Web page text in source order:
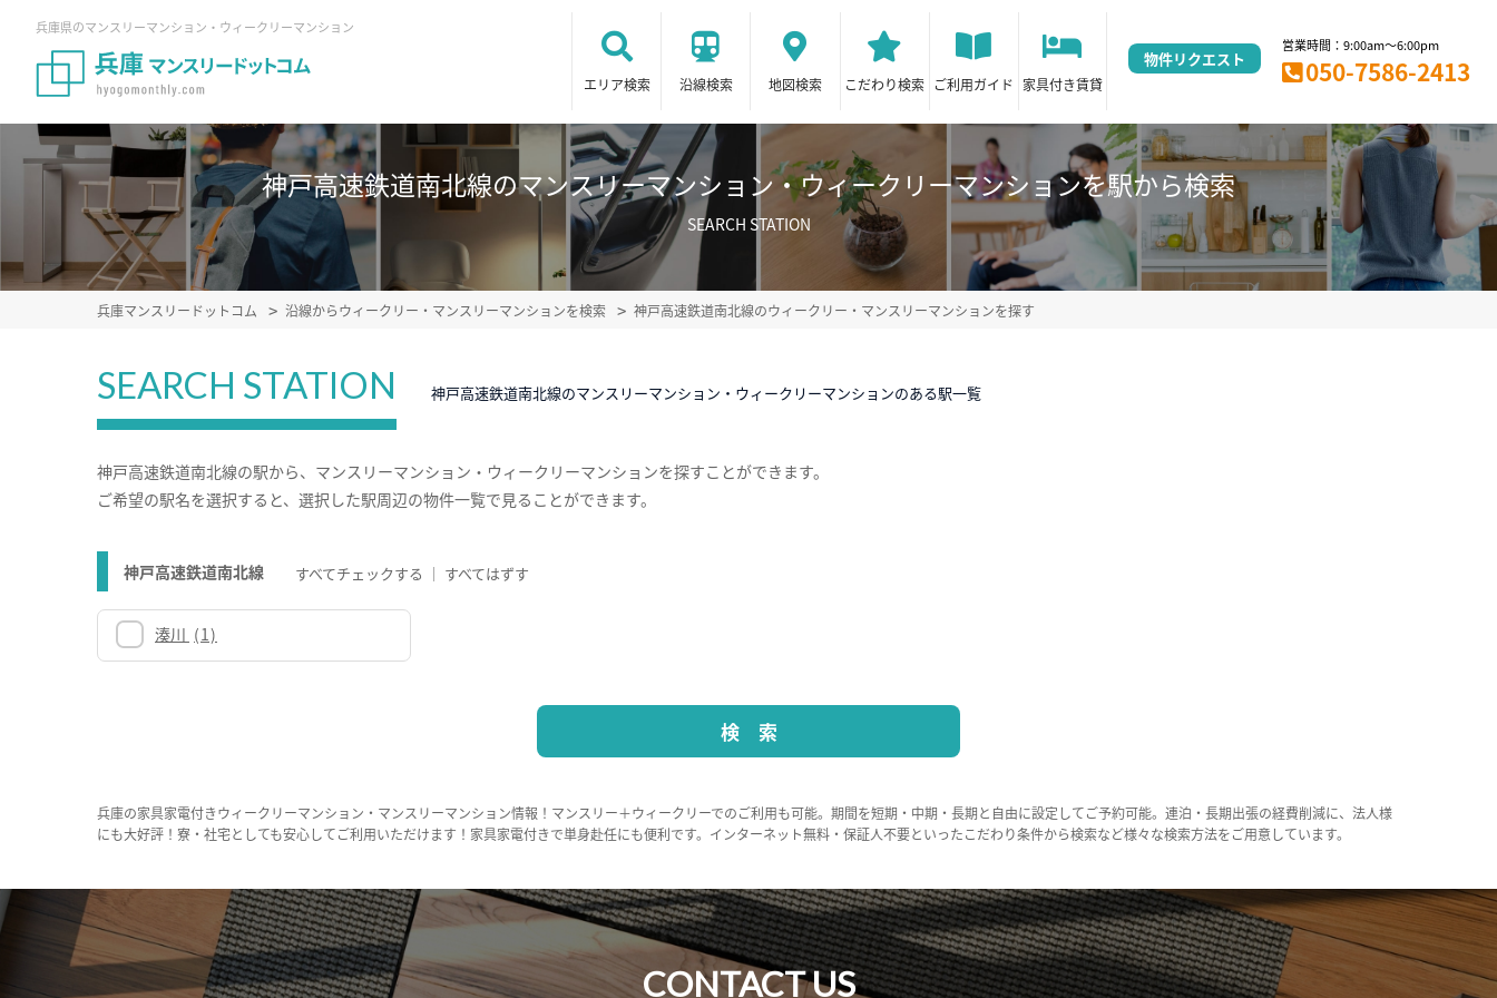
兵庫県のマンスリーマンション・ウィークリーマンション
エリア検索 沿線検索 地図検索 こだわり検索 ご利用ガイド 家具付き賃貸
物件リクエスト
営業時間：9:00am～6:00pm
050-7586-2413
神戸高速鉄道南北線のマンスリーマンション・ウィークリーマンションを駅から検索
SEARCH STATION
兵庫マンスリードットコム 沿線からウィークリー・マンスリーマンションを検索 神戸高速鉄道南北線のウィークリー・マンスリーマンションを探す
SEARCH STATION 神戸高速鉄道南北線のマンスリーマンション・ウィークリーマンションのある駅一覧
神戸高速鉄道南北線の駅から、マンスリーマンション・ウィークリーマンションを探すことができます。
ご希望の駅名を選択すると、選択した駅周辺の物件一覧で見ることができます。
神戸高速鉄道南北線 すべてチェックする すべてはずす
湊川 (1)
兵庫の家具家電付きウィークリーマンション・マンスリーマンション情報！マンスリー＋ウィークリーでのご利用も可能。期間を短期・中期・長期と自由に設定してご予約可能。連泊・長期出張の経費削減に、法人様
にも大好評！寮・社宅としても安心してご利用いただけます！家具家電付きで単身赴任にも便利です。インターネット無料・保証人不要といったこだわり条件から検索など様々な検索方法をご用意しています。
CONTACT US